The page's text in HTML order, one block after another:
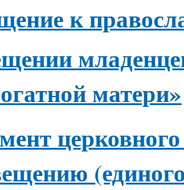
к
матери»